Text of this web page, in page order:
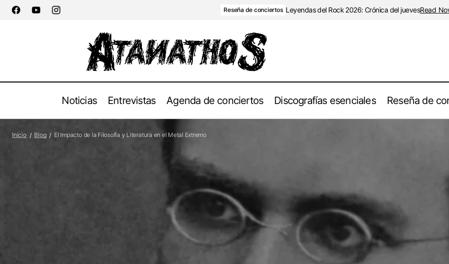
Reseña de conciertos Leyendas del Rock 2026: Crónica del juevesRead
Noticias Entrevistas Agenda de conciertos Discografías esenciales Reseña de
Destruction publica un nuevo vídeo
Inicio Blog El Impacto de la Filosofía y Literatura en el Metal Extremo